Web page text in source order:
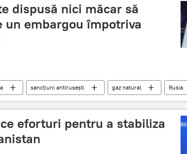
dispusă nici măcar să
un embargou împotriva
sancțiuni antirusești gaz natural Rusia
eforturi pentru a stabiliza